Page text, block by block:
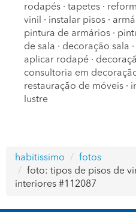
rodapés · tapetes ·
vinil
· instalar pisos ·
pintura de armários ·
de sala · decoração sala ·
aplicar rodapé ·
consultoria em
restauração de móveis ·
lustre
habitissimo
fotos
foto: tipos de pisos de
interiores #112087